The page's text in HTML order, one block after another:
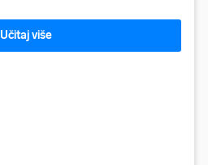
Učitaj više